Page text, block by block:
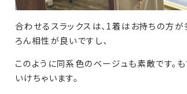
合わせるスラックスは、1着はお持ちの方が
ろん相性が良いですし、
このように同系色のベージュも素敵です。
いけちゃいます。